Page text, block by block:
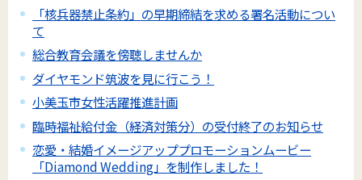
「核兵器禁止条約」の早期締結を求める署名活動につい
て
総合教育会議を傍聴しませんか
ダイヤモンド筑波を見に行こう！
小美玉市女性活躍推進計画
臨時福祉給付金（経済対策分）の受付終了のお知らせ
恋愛・結婚イメージアッププロモーションムービー
「Diamond Wedding」を制作しました！